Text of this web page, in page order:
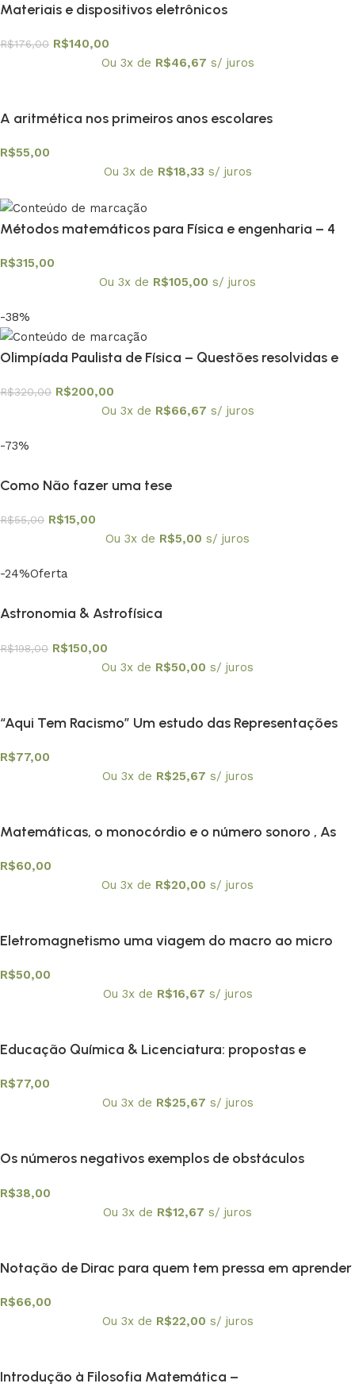
Materiais e dispositivos eletrônicos
R$176,00 R$140,00
Ou 3x de R$46,67 s/ juros
A aritmética nos primeiros anos escolares
R$55,00
Ou 3x de R$18,33 s/ juros
Métodos matemáticos para Física e engenharia – 4
R$315,00
Ou 3x de R$105,00 s/ juros
-38%
Olimpíada Paulista de Física – Questões resolvidas e
R$320,00 R$200,00
Ou 3x de R$66,67 s/ juros
-73%
Como Não fazer uma tese
R$55,00 R$15,00
Ou 3x de R$5,00 s/ juros
-24%Oferta
Astronomia & Astrofísica
R$198,00 R$150,00
Ou 3x de R$50,00 s/ juros
“Aqui Tem Racismo” Um estudo das Representações
Escola
R$77,00
Ou 3x de R$25,67 s/ juros
Matemáticas, o monocórdio e o número sonoro , As
R$60,00
Ou 3x de R$20,00 s/ juros
Eletromagnetismo uma viagem do macro ao micro
R$50,00
Ou 3x de R$16,67 s/ juros
Educação Química & Licenciatura: propostas e
R$77,00
Ou 3x de R$25,67 s/ juros
Os números negativos exemplos de obstáculos
R$38,00
Ou 3x de R$12,67 s/ juros
Notação de Dirac para quem tem pressa em aprender
R$66,00
Ou 3x de R$22,00 s/ juros
Introdução à Filosofia Matemática –